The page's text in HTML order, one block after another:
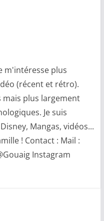
m'intéresse plus
(récent et rétro).
mais plus largement
Je suis
Mangas, vidéos...
! Contact : Mail :
Instagram